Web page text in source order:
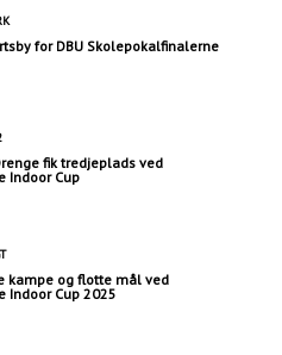
for DBU Skolepokalfinalerne
fik tredjeplads ved
Indoor Cup
kampe og flotte mål ved
Indoor Cup 2025